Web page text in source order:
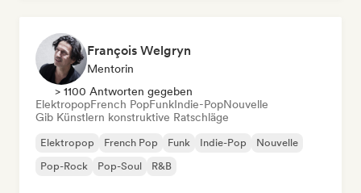
François Welgryn
Mentorin
> 1100 Antworten gegeben
ElektropopFrench PopFunkIndie-PopNouvelle
Gib Künstlern konstruktive Ratschläge
Elektropop French Pop Funk Indie-Pop
Nouvelle
Pop-Rock
Pop-Soul R&B